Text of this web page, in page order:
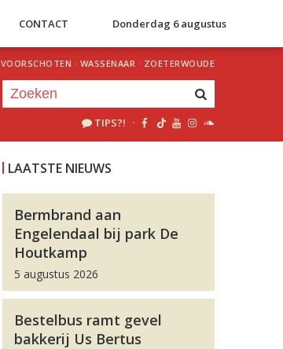
CONTACT Donderdag 6 augustus
VOORSCHOTEN · WASSENAAR · ZOETERWOUDE
TIPS?! ·
LAATSTE NIEUWS
Bermbrand aan
Engelendaal bij park De
Houtkamp
5 augustus 2026
Bestelbus ramt gevel
bakkerij Us Bertus